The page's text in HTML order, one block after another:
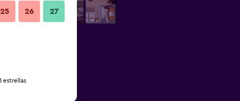
25 26 27
estrellas